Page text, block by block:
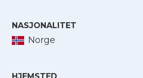
NASJONALITET
Norge